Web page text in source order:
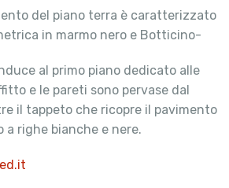
del piano terra è caratterizzato
in marmo nero e Botticino-
al primo piano dedicato alle
e le pareti sono pervase dal
il tappeto che ricopre il pavimento
a righe bianche e nere.